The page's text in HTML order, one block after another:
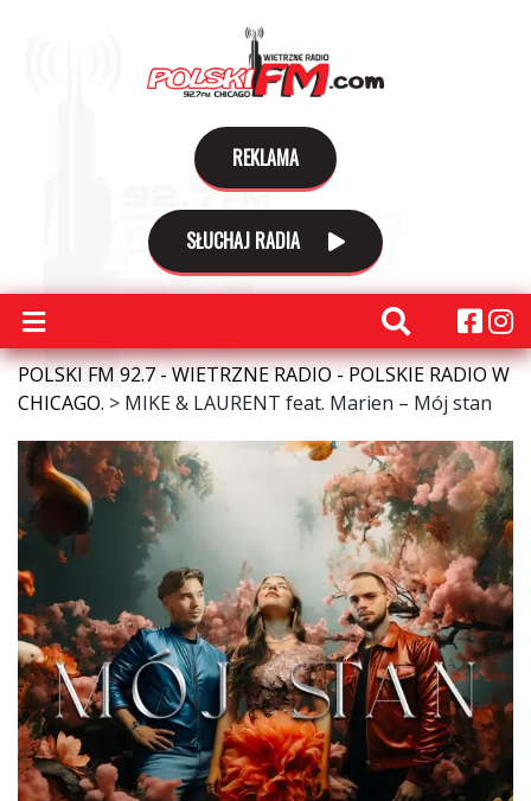
REKLAMA
SŁUCHAJ RADIA
POLSKI FM 92.7 - WIETRZNE RADIO - POLSKIE RADIO W
CHICAGO. > MIKE & LAURENT feat. Marien – Mój stan